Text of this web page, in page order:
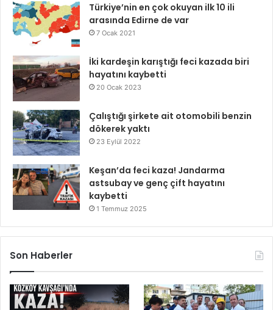
Türkiye’nin en çok okuyan ilk 10 ili
arasında Edirne de var
7 Ocak 2021
İki kardeşin karıştığı feci kazada biri
hayatını kaybetti
20 Ocak 2023
Çalıştığı şirkete ait otomobili benzin
dökerek yaktı
23 Eylül 2022
Keşan’da feci kaza! Jandarma
astsubay ve genç çift hayatını
kaybetti
1 Temmuz 2025
Son Haberler